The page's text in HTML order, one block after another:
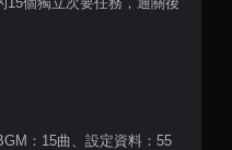
：15曲、設定資料：55